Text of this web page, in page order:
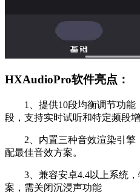
HXAudioPro软件亮点：
1、提供10段均衡调节功能
段，支持实时试听和特定频段增
2、内置三种音效渲染引擎
配最佳音效方案。
3、兼容安卓4.4以上系统，
案，需关闭沉浸声功能